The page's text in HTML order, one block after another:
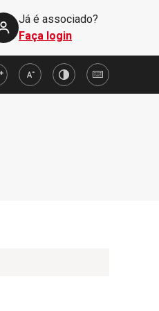
Já é associado?
Faça login